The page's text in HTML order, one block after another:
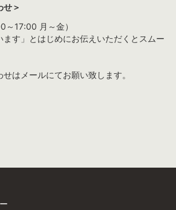
せ＞
17:00 月～金）
ます」とはじめにお伝えいただくとスムー
はメールにてお願い致します。